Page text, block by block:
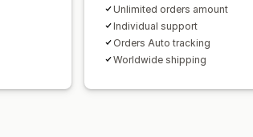
Unlimited orders amount
Individual support
Orders Auto tracking
Worldwide shipping